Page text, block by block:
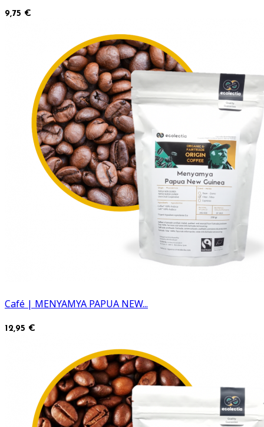
9,75 €
Café | MENYAMYA PAPUA NEW...
12,95 €